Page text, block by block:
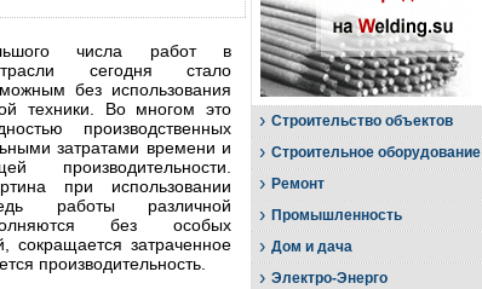
числа работ в
сегодня стало
без использования
техники. Во многом это
производственных
затратами времени и
производительности.
при использовании
работы различной
без особых
сокращается затраченное
производительность.
› Строительство объектов
› Строительное оборудование
› Ремонт
› Промышленность
› Дом и дача
› Электро-Энерго